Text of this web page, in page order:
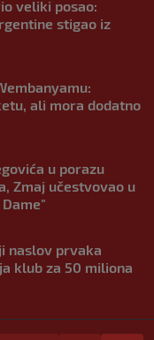
veliki posao:
stigao iz
ali mora dodatno
u porazu
Zmaj učestvovao u
naslov prvaka
klub za 50 miliona
Messija